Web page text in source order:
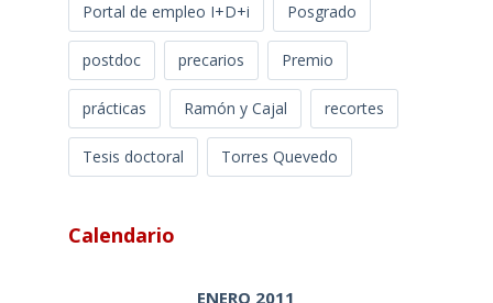
Portal de empleo I+D+i Posgrado
postdoc precarios Premio
prácticas Ramón y Cajal recortes
Tesis doctoral Torres Quevedo
Calendario
ENERO 2011